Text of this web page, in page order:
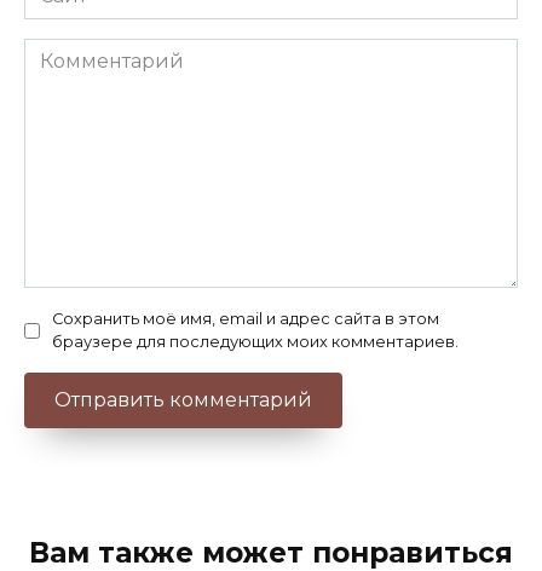
Комментарий
Сохранить моё имя, email и адрес сайта в этом
браузере для последующих моих комментариев.
Вам также может понравиться